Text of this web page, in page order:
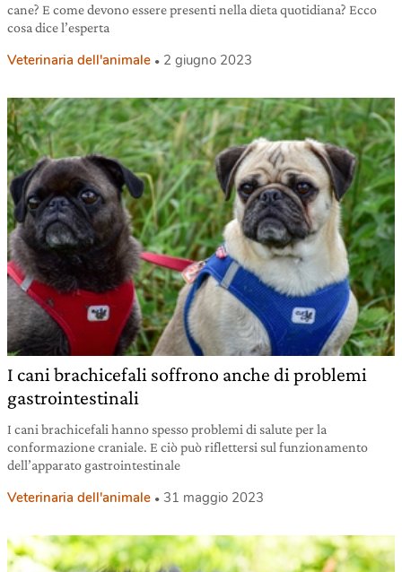
cane? E come devono essere presenti nella dieta quotidiana? Ecco
cosa dice l’esperta
Veterinaria dell'animale 2 giugno 2023
I cani brachicefali soffrono anche di problemi
gastrointestinali
I cani brachicefali hanno spesso problemi di salute per la
conformazione craniale. E ciò può riflettersi sul funzionamento
dell’apparato gastrointestinale
Veterinaria dell'animale 31 maggio 2023